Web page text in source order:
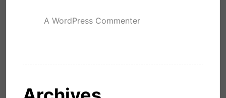
A WordPress Commenter